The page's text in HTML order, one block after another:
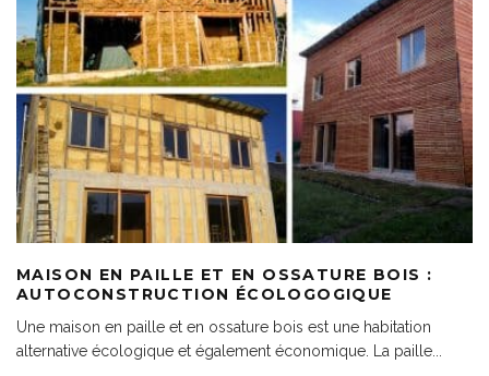
MAISON EN PAILLE ET EN OSSATURE BOIS :
AUTOCONSTRUCTION ÉCOLOGOGIQUE
Une maison en paille et en ossature bois est une habitation
alternative écologique et également économique. La paille...